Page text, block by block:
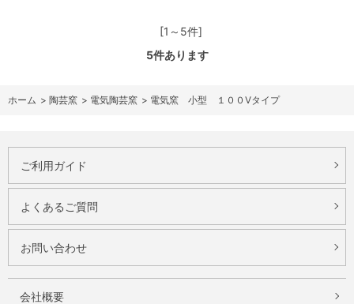
[1～5件]
5件あります
ホーム > 陶芸窯 > 電気陶芸窯 > 電気窯 小型 １００Vタイプ
ご利用ガイド
よくあるご質問
お問い合わせ
会社概要